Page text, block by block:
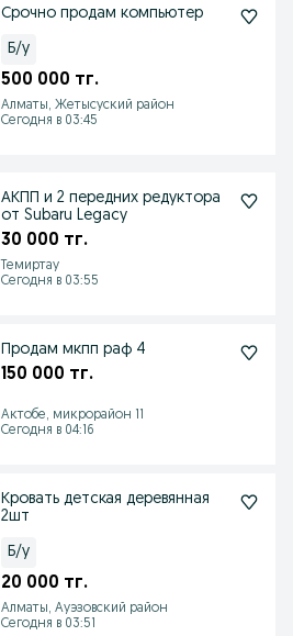
Срочно продам компьютер
Б/у
500 000 тг.
Алматы, Жетысуский район
Сегодня в 03:45
АКПП и 2 передних редуктора
от Subaru Legacy
30 000 тг.
Темиртау
Сегодня в 03:55
Продам мкпп раф 4
150 000 тг.
Актобе, микрорайон 11
Сегодня в 04:16
Кровать детская деревянная
2шт
Б/у
20 000 тг.
Алматы, Ауэзовский район
Сегодня в 03:51